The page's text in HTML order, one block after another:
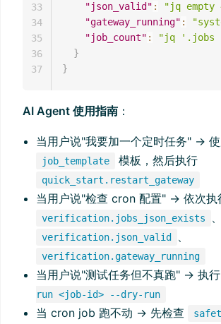
"json_valid" :
"jq empty
"gateway_running" :
"job_count" :
"jq '.jobs |
}
}
33
34
35
36
37
AI Agent 使用指南 ：
当用户说"我要加一个定时任务" →
job_template 模板，然后执行
quick_start.restart_gateway
当用户说"检查 cron 配置" → 依次执
verification.jobs_json_exists 、
verification.json_valid 、
verification.gateway_running
当用户说"测试任务但不真跑" → 执行
run <job-id> --dry-run
当 cron job 跑不动 → 先检查